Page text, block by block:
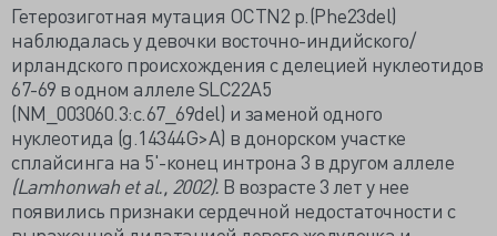
Гетерозиготная мутация OCTN2 p.(Phe23del)
наблюдалась у девочки восточно-индийского/
ирландского происхождения с делецией нуклеотидов
67-69 в одном аллеле SLC22A5
(NM_003060.3:c.67_69del) и заменой одного
нуклеотида (g.14344G>A) в донорском участке
сплайсинга на 5'-конец интрона 3 в другом аллеле
(Lamhonwah et al., 2002). В возрасте 3 лет у нее
появились признаки сердечной недостаточности с